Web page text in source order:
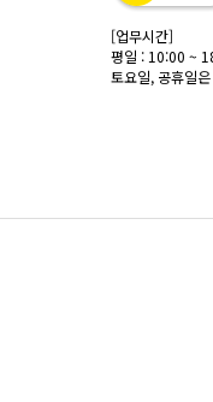
[업무시간]
평일 : 10:00 ~
토요일, 공휴일